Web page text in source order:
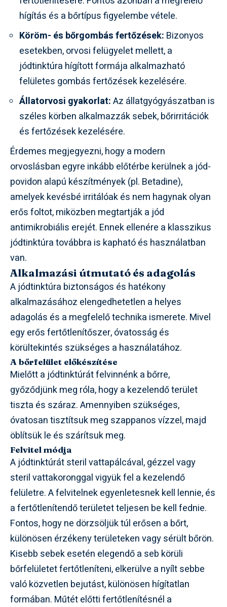
hígítás és a bőrtípus figyelembe vétele.
Köröm- és bőrgombás fertőzések: Bizonyos
esetekben, orvosi felügyelet mellett, a
jódtinktúra hígított formája alkalmazható
felületes gombás fertőzések kezelésére.
Állatorvosi gyakorlat:Az állatgyógyászatban is
széles körben alkalmazzák sebek, bőrirritációk
és fertőzések kezelésére.
Érdemes megjegyezni, hogy a modern
orvoslásban egyre inkább előtérbe kerülnek a jód-
povidon alapú készítmények (pl. Betadine),
amelyek kevésbé irritálóak és nem hagynak olyan
erős foltot, miközben megtartják a jód
antimikrobiális erejét. Ennek ellenére a klasszikus
jódtinktúra továbbra is kapható és használatban
van.
Alkalmazási útmutató és adagolás
A jódtinktúra biztonságos és hatékony
alkalmazásához elengedhetetlen a helyes
adagolás és a megfelelő technika ismerete. Mivel
egy erős fertőtlenítőszer, óvatosság és
körültekintés szükséges a használatához.
A bőrfelület előkészítése
Mielőtt a jódtinktúrát felvinnénk a bőrre,
győződjünk meg róla, hogy a kezelendő terület
tiszta és száraz. Amennyiben szükséges,
óvatosan tisztítsuk meg szappanos vízzel, majd
öblítsük le és szárítsuk meg.
Felvitel módja
A jódtinktúrát steril vattapálcával, gézzel vagy
steril vattakoronggal vigyük fel a kezelendő
felületre. A felvitelnek egyenletesnek kell lennie, és
a fertőtlenítendő területet teljesen be kell fednie.
Fontos, hogy ne dörzsöljük túl erősen a bőrt,
különösen érzékeny területeken vagy sérült bőrön.
Kisebb sebek esetén elegendő a seb körüli
bőrfelületet fertőtleníteni, elkerülve a nyílt sebbe
való közvetlen bejutást, különösen hígítatlan
formában. Műtét előtti fertőtlenítésnél a